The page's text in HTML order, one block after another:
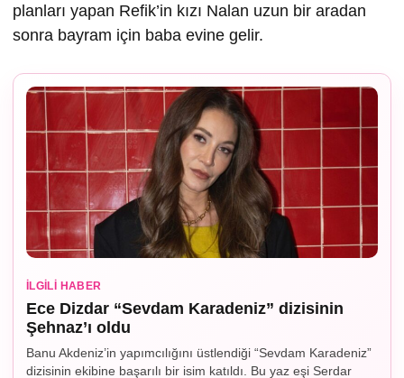
planları yapan Refik’in kızı Nalan uzun bir aradan
sonra bayram için baba evine gelir.
İLGILI HABER
Ece Dizdar “Sevdam Karadeniz” dizisinin
Şehnaz’ı oldu
Banu Akdeniz’in yapımcılığını üstlendiği “Sevdam Karadeniz”
dizisinin ekibine başarılı bir isim katıldı. Bu yaz eşi Serdar